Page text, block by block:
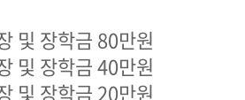
및 장학금 80만원
및 장학금 40만원
및 장학금 20만원